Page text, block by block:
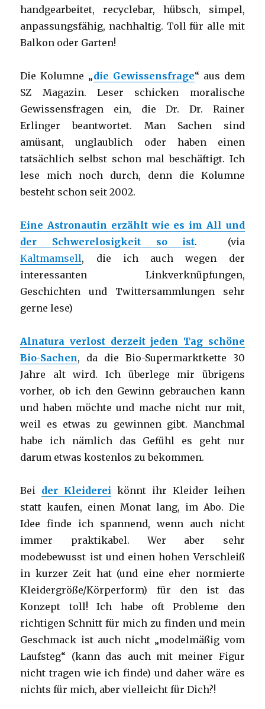
handgearbeitet, recyclebar, hübsch, simpel,
anpassungsfähig, nachhaltig. Toll für alle mit
Balkon oder Garten!
Die Kolumne „die Gewissensfrage“ aus dem
SZ Magazin. Leser schicken moralische
Gewissensfragen ein, die Dr. Dr. Rainer
Erlinger beantwortet. Man Sachen sind
amüsant, unglaublich oder haben einen
tatsächlich selbst schon mal beschäftigt. Ich
lese mich noch durch, denn die Kolumne
besteht schon seit 2002.
Eine Astronautin erzählt wie es im All und
der Schwerelosigkeit so ist. (via
Kaltmamsell, die ich auch wegen der
interessanten Linkverknüpfungen,
Geschichten und Twittersammlungen sehr
gerne lese)
Alnatura verlost derzeit jeden Tag schöne
Bio-Sachen, da die Bio-Supermarktkette 30
Jahre alt wird. Ich überlege mir übrigens
vorher, ob ich den Gewinn gebrauchen kann
und haben möchte und mache nicht nur mit,
weil es etwas zu gewinnen gibt. Manchmal
habe ich nämlich das Gefühl es geht nur
darum etwas kostenlos zu bekommen.
Bei der Kleiderei könnt ihr Kleider leihen
statt kaufen, einen Monat lang, im Abo. Die
Idee finde ich spannend, wenn auch nicht
immer praktikabel. Wer aber sehr
modebewusst ist und einen hohen Verschleiß
in kurzer Zeit hat (und eine eher normierte
Kleidergröße/Körperform) für den ist das
Konzept toll! Ich habe oft Probleme den
richtigen Schnitt für mich zu finden und mein
Geschmack ist auch nicht „modelmäßig vom
Laufsteg“ (kann das auch mit meiner Figur
nicht tragen wie ich finde) und daher wäre es
nichts für mich, aber vielleicht für Dich?!